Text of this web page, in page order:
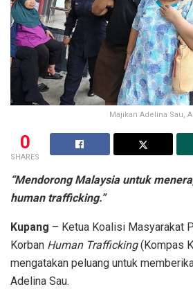
Majikan Adelina Sau,
0
SHARES
“Mendorong Malaysia untuk
human trafficking.”
Kupang – Ketua Koalisi Masyarakat
Korban Human Trafficking(Kompas
mengatakan peluang untuk
Adelina Sau.